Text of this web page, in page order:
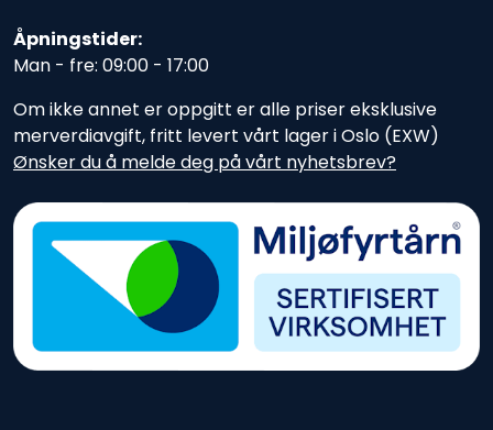
Åpningstider:
Man - fre: 09:00 - 17:00
Om ikke annet er oppgitt er alle priser eksklusive
merverdiavgift, fritt levert vårt lager i Oslo (EXW)
Ønsker du å melde deg på vårt nyhetsbrev?